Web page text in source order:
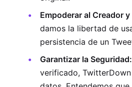
Empoderar al Creador
damos la libertad de
persistencia de un
Garantizar la Seguridad:
verificado,